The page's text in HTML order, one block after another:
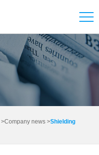
>Company news >Shielding